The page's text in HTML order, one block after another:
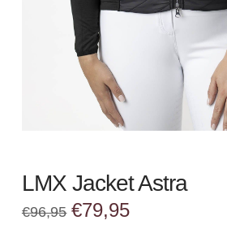
LMX Jacket Astra
€96,95 Oorspronkelijke
prijs
€79,95